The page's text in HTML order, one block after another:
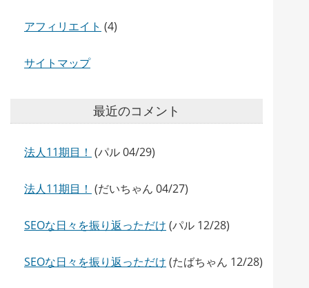
アフィリエイト (4)
サイトマップ
最近のコメント
法人11期目！ (パル 04/29)
法人11期目！ (だいちゃん 04/27)
SEOな日々を振り返っただけ (パル 12/28)
SEOな日々を振り返っただけ (たばちゃん 12/28)